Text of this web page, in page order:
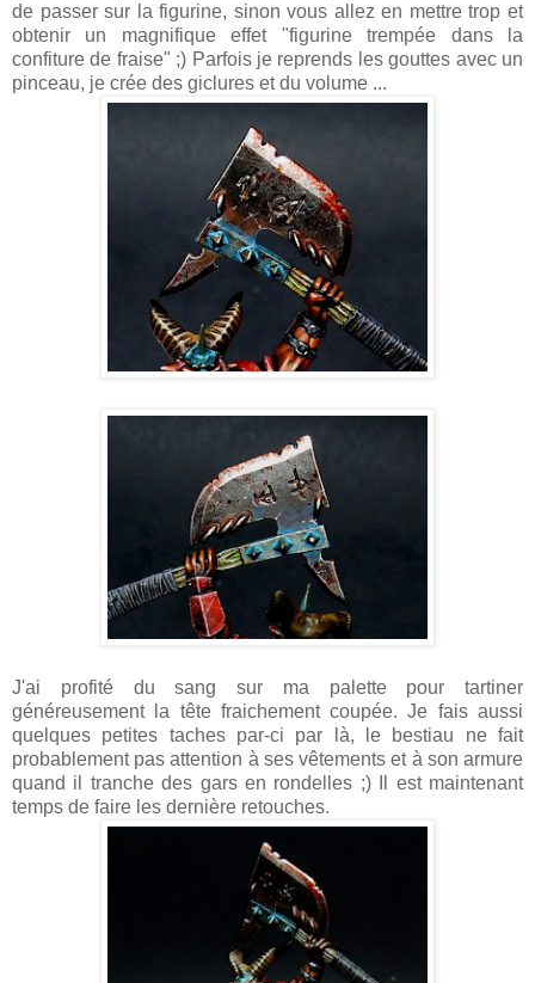
de passer sur la figurine, sinon vous allez en mettre trop et
obtenir un magnifique effet "figurine trempée dans la
confiture de fraise" ;) Parfois je reprends les gouttes avec un
pinceau, je crée des giclures et du volume ...
J'ai profité du sang sur ma palette pour tartiner
généreusement la tête fraichement coupée. Je fais aussi
quelques petites taches par-ci par là, le bestiau ne fait
probablement pas attention à ses vêtements et à son armure
quand il tranche des gars en rondelles ;) Il est maintenant
temps de faire les dernière retouches.